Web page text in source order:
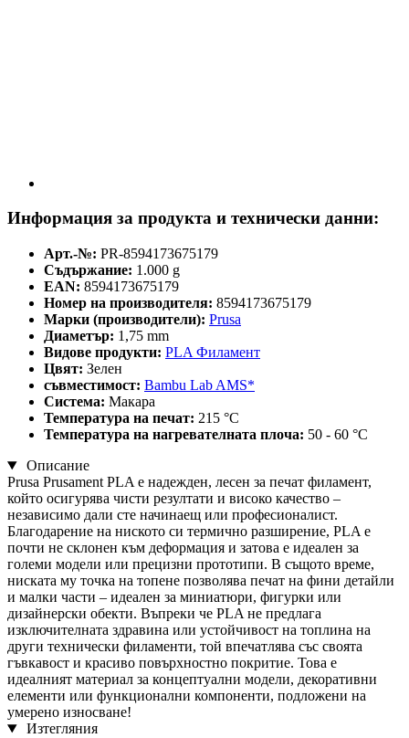
Информация за продукта и технически данни:
Арт.-№: PR-8594173675179
Съдържание: 1.000 g
EAN: 8594173675179
Номер на производителя: 8594173675179
Марки (производители): Prusa
Диаметър: 1,75 mm
Видове продукти: PLA Филамент
Цвят: Зелен
съвместимост: Bambu Lab AMS*
Система: Макара
Температура на печат: 215 °C
Температура на нагревателната плоча: 50 - 60 °C
Описание
Prusa Prusament PLA е надежден, лесен за печат филамент,
който осигурява чисти резултати и високо качество –
независимо дали сте начинаещ или професионалист.
Благодарение на ниското си термично разширение, PLA е
почти не склонен към деформация и затова е идеален за
големи модели или прецизни прототипи. В същото време,
ниската му точка на топене позволява печат на фини детайли
и малки части – идеален за миниатюри, фигурки или
дизайнерски обекти. Въпреки че PLA не предлага
изключителната здравина или устойчивост на топлина на
други технически филаменти, той впечатлява със своята
гъвкавост и красиво повърхностно покритие. Това е
идеалният материал за концептуални модели, декоративни
елементи или функционални компоненти, подложени на
умерено износване!
Изтегляния